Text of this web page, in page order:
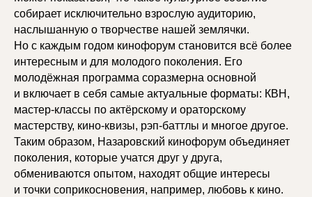
собирает исключительно взрослую аудиторию,
наслышанную о творчестве нашей землячки.
Но с каждым годом кинофорум становится всё более
интересным и для молодого поколения. Его
молодёжная программа соразмерна основной
и включает в себя самые актуальные форматы: КВН,
мастер-классы по актёрскому и ораторскому
мастерству, кино-квизы, рэп-баттлы и многое другое.
Таким образом, Назаровский кинофорум объединяет
поколения, которые учатся друг у друга,
обмениваются опытом, находят общие интересы
и точки соприкосновения, например, любовь к кино.